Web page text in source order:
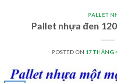
PALLET
Pallet nhựa đen
POSTED ON 17 THÁNG